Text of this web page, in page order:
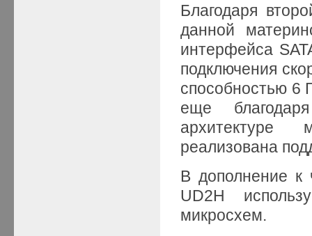
Благодаря
данной
интерфейса
подключения
способностью 6
еще
архитектуре
реализована
В дополнение к
UD2H
микросхем.